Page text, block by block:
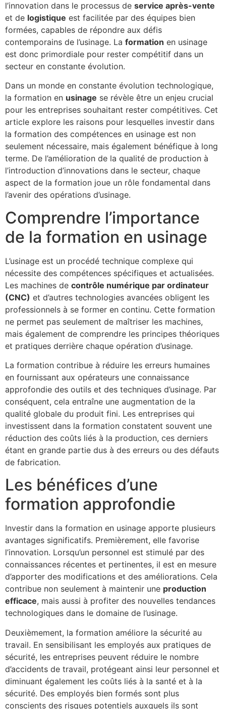
l’innovation dans le processus de service après-vente
et de logistique est facilitée par des équipes bien
formées, capables de répondre aux défis
contemporains de l’usinage. La formation en usinage
est donc primordiale pour rester compétitif dans un
secteur en constante évolution.
Dans un monde en constante évolution technologique,
la formation en usinage se révèle être un enjeu crucial
pour les entreprises souhaitant rester compétitives. Cet
article explore les raisons pour lesquelles investir dans
la formation des compétences en usinage est non
seulement nécessaire, mais également bénéfique à long
terme. De l’amélioration de la qualité de production à
l’introduction d’innovations dans le secteur, chaque
aspect de la formation joue un rôle fondamental dans
l’avenir des opérations d’usinage.
Comprendre l’importance
de la formation en usinage
L’usinage est un procédé technique complexe qui
nécessite des compétences spécifiques et actualisées.
Les machines de contrôle numérique par ordinateur
(CNC) et d’autres technologies avancées obligent les
professionnels à se former en continu. Cette formation
ne permet pas seulement de maîtriser les machines,
mais également de comprendre les principes théoriques
et pratiques derrière chaque opération d’usinage.
La formation contribue à réduire les erreurs humaines
en fournissant aux opérateurs une connaissance
approfondie des outils et des techniques d’usinage. Par
conséquent, cela entraîne une augmentation de la
qualité globale du produit fini. Les entreprises qui
investissent dans la formation constatent souvent une
réduction des coûts liés à la production, ces derniers
étant en grande partie dus à des erreurs ou des défauts
de fabrication.
Les bénéfices d’une
formation approfondie
Investir dans la formation en usinage apporte plusieurs
avantages significatifs. Premièrement, elle favorise
l’innovation. Lorsqu’un personnel est stimulé par des
connaissances récentes et pertinentes, il est en mesure
d’apporter des modifications et des améliorations. Cela
contribue non seulement à maintenir une production
efficace, mais aussi à profiter des nouvelles tendances
technologiques dans le domaine de l’usinage.
Deuxièmement, la formation améliore la sécurité au
travail. En sensibilisant les employés aux pratiques de
sécurité, les entreprises peuvent réduire le nombre
d’accidents de travail, protégeant ainsi leur personnel et
diminuant également les coûts liés à la santé et à la
sécurité. Des employés bien formés sont plus
conscients des risques potentiels auxquels ils sont